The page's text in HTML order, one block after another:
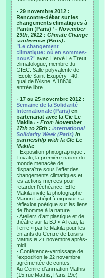
- 29 novembre 2012 :
Rencontre-débat sur les
changements climatiques à
Pantin (Paris) / - November
29th, 2012 : Climate Change
conference (Paris):
"Le changement
climatique: où en sommes-
nous?" avec Hervé Le Treut,
climatologue, membre du
GIEC. Salle polyvalente de
l’Ecole Saint-Exupéry - 40,
quai de l’Aisne. A 18h30,
entrée libre.
- 17 au 25 novembre 2012 :
Semaine de la Solidarité
Internationale (Paris) en
partenariat avec la Cie Le
Makila / - From November
17th to 25th : International
Solidarity Week (Paris) in
partnership with la Cie Le
Makila:
- Exposition photographique :
Tuvalu, la première nation du
monde menacée de
disparaître sous l’effet des
changements climatiques et
les actions menées pour
retarder l’échéance. Et le
Makila invite la photographe
Marion Labéjof à exposer sa
réflexion poétique sur les liens
de l’homme à la nature.
- Ateliers d’art plastique et de
théâtre sur la BD « A l’eau, la
Terre » par le Makila pour les
enfants du Centre de Loisirs
Mathis le 21 novembre après-
midi.
- Conférence-vernissage de
l’exposition le 22 novembre
agrémentée de contes.
Au Centre d’animation Mathis
(15 rue Mathis, Paris 19e)